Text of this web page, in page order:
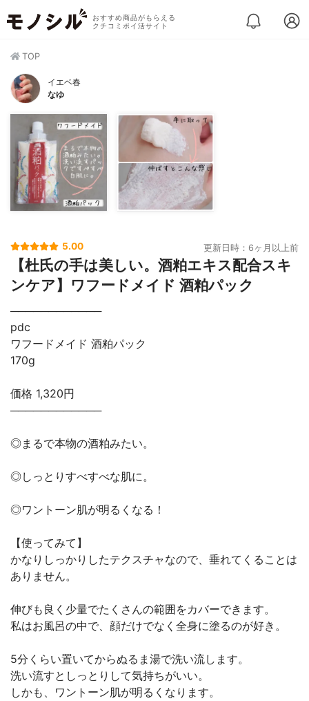
おすすめ商品がもらえる
クチコミポイ活サイト
TOP
イエベ春
なゆ
5.00 更新日時：6ヶ月以上前
【杜氏の手は美しい。酒粕エキス配合スキ
ンケア】ワフードメイド 酒粕パック
────────────
pdc
ワフードメイド 酒粕パック
170g
価格 1,320円
────────────
◎まるで本物の酒粕みたい。
◎しっとりすべすべな肌に。
◎ワントーン肌が明るくなる！
【使ってみて】
かなりしっかりしたテクスチャなので、垂れてくることは
ありません。
伸びも良く少量でたくさんの範囲をカバーできます。
私はお風呂の中で、顔だけでなく全身に塗るのが好き。
5分くらい置いてからぬるま湯で洗い流します。
洗い流すとしっとりして気持ちがいい。
しかも、ワントーン肌が明るくなります。